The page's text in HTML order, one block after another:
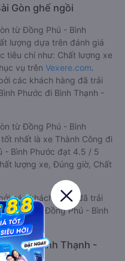
Gòn ghế ngồi
từ Đồng Phú - Bình
lượng dựa trên đánh giá
tiêu chí như: Chất lượng xe
vụ trên Vexere.com.
các khách hàng đã trải
Phước đi Bình Thạnh -
từ Đồng Phú - Bình
nhất là xe Thành Công đi
- Bình Phước đạt 4.5 / 5
lượng xe, Đúng giờ, Chất
các khách hàng đã trải
ngồi đi Đồng Phú - Bình
Phước Bình Thạnh -